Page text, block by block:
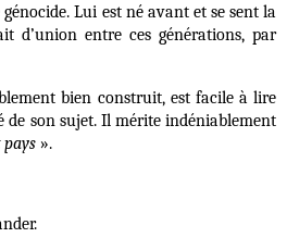
Lui est né avant et se sent la
d’union entre ces générations, par
bien construit, est facile à lire
de son sujet. Il mérite indéniablement
».